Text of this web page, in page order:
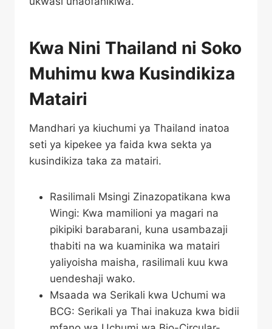
Kwa Nini Thailand ni Soko
Muhimu kwa Kusindikiza
Matairi
Mandhari ya kiuchumi ya Thailand inatoa
seti ya kipekee ya faida kwa sekta ya
kusindikiza taka za matairi.
Rasilimali Msingi Zinazopatikana kwa
Wingi: Kwa mamilioni ya magari na
pikipiki barabarani, kuna usambazaji
thabiti na wa kuaminika wa matairi
yaliyoisha maisha, rasilimali kuu kwa
uendeshaji wako.
Msaada wa Serikali kwa Uchumi wa
BCG: Serikali ya Thai inakuza kwa bidii